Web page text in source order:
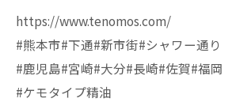
https://www.tenomos.com/
#熊本市#下通#新市街#シャワー通り
#鹿児島#宮崎#大分#長崎#佐賀#福岡
#ケモタイプ精油